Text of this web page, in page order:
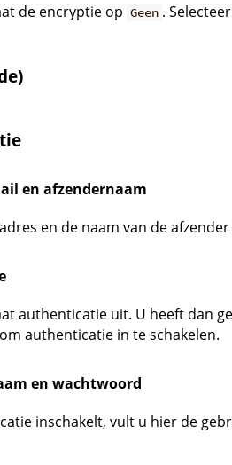
de encryptie op Geen .
en afzendernaam
en de naam van de afzender
authenticatie uit. U heeft dan
authenticatie in te schakelen.
en wachtwoord
inschakelt, vult u hier de